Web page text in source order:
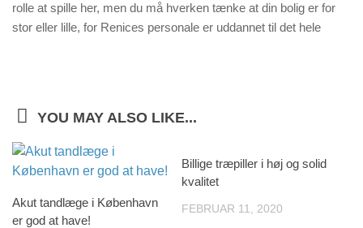
rolle at spille her, men du må hverken tænke at din bolig er for
stor eller lille, for Renices personale er uddannet til det hele
YOU MAY ALSO LIKE...
Akut tandlæge i København
er god at have!
Billige træpiller i høj og solid
kvalitet
FEBRUAR 11, 2020